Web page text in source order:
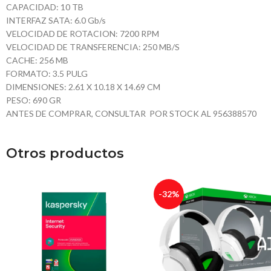
CAPACIDAD: 10 TB
INTERFAZ SATA: 6.0 Gb/s
VELOCIDAD DE ROTACION: 7200 RPM
VELOCIDAD DE TRANSFERENCIA: 250 MB/S
CACHE: 256 MB
FORMATO: 3.5 PULG
DIMENSIONES: 2.61 X 10.18 X 14.69 CM
PESO: 690 GR
ANTES DE COMPRAR, CONSULTAR POR STOCK AL 956388570
Otros productos
-32%